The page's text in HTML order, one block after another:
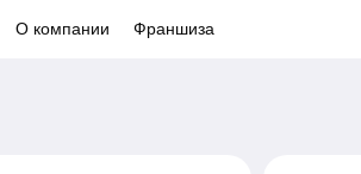
О компании Франшиза